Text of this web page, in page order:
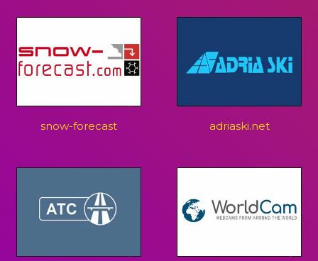
snow-forecast adriaski.net